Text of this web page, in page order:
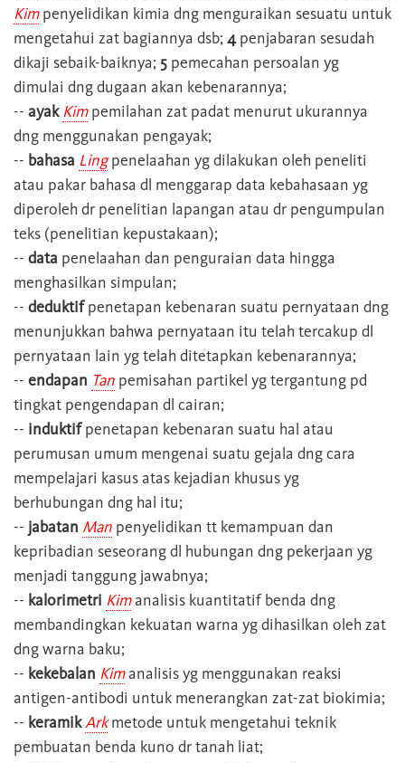
Kimpenyelidikan kimia dng menguraikan sesuatu untuk
mengetahui zat bagiannya dsb; 4penjabaran sesudah
dikaji sebaik-baiknya; 5 pemecahan persoalan yg
dimulai dng dugaan akan kebenarannya;
-- ayak Kimpemilahan zat padat menurut ukurannya
dng menggunakan pengayak;
-- bahasa Lingpenelaahan yg dilakukan oleh peneliti
atau pakar bahasa dl menggarap data kebahasaan yg
diperoleh dr penelitian lapangan atau dr pengumpulan
teks (penelitian kepustakaan);
-- data penelaahan dan penguraian data hingga
menghasilkan simpulan;
-- deduktifpenetapan kebenaran suatu pernyataan dng
menunjukkan bahwa pernyataan itu telah tercakup dl
pernyataan lain yg telah ditetapkan kebenarannya;
-- endapan Tan pemisahan partikel yg tergantung pd
tingkat pengendapan dl cairan;
-- induktifpenetapan kebenaran suatu hal atau
perumusan umum mengenai suatu gejala dng cara
mempelajari kasus atas kejadian khusus yg
berhubungan dng hal itu;
-- jabatan Man penyelidikan tt kemampuan dan
kepribadian seseorang dl hubungan dng pekerjaan yg
menjadi tanggung jawabnya;
-- kalorimetri Kimanalisis kuantitatif benda dng
membandingkan kekuatan warna yg dihasilkan oleh zat
dng warna baku;
-- kekebalan Kimanalisis yg menggunakan reaksi
antigen-antibodi untuk menerangkan zat-zat biokimia;
-- keramikArkmetode untuk mengetahui teknik
pembuatan benda kuno dr tanah liat;